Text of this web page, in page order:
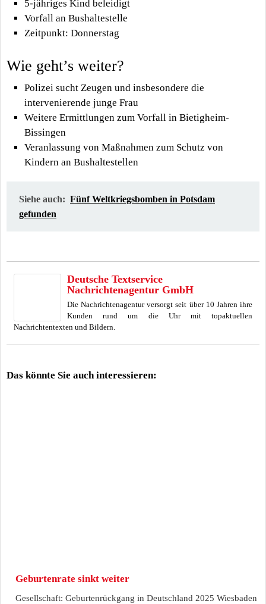
5-jähriges Kind beleidigt
Vorfall an Bushaltestelle
Zeitpunkt: Donnerstag
Wie geht’s weiter?
Polizei sucht Zeugen und insbesondere die
intervenierende junge Frau
Weitere Ermittlungen zum Vorfall in Bietigheim-
Bissingen
Veranlassung von Maßnahmen zum Schutz von
Kindern an Bushaltestellen
Siehe auch: Fünf Weltkriegsbomben in Potsdam
gefunden
Deutsche Textservice
Nachrichtenagentur GmbH
Die Nachrichtenagentur versorgt seit über 10 Jahren ihre
Kunden rund um die Uhr mit topaktuellen
Nachrichtentexten und Bildern.
Das könnte Sie auch interessieren:
Geburtenrate sinkt weiter
Gesellschaft: Geburtenrückgang in Deutschland 2025 Wiesbaden